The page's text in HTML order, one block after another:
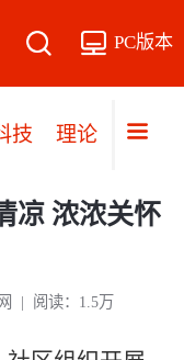
PC版本
技 理论 党建
凉 浓浓关怀
| 阅读：1.5万